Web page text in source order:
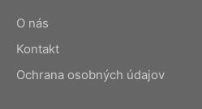
O nás
Kontakt
Ochrana osobných údajov